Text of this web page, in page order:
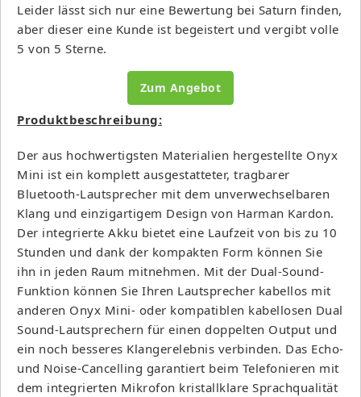
Leider lässt sich nur eine Bewertung bei Saturn finden,
aber dieser eine Kunde ist begeistert und vergibt volle
5 von 5 Sterne.
Zum Angebot
Produktbeschreibung:
Der aus hochwertigsten Materialien hergestellte Onyx
Mini ist ein komplett ausgestatteter, tragbarer
Bluetooth-Lautsprecher mit dem unverwechselbaren
Klang und einzigartigem Design von Harman Kardon.
Der integrierte Akku bietet eine Laufzeit von bis zu 10
Stunden und dank der kompakten Form können Sie
ihn in jeden Raum mitnehmen. Mit der Dual-Sound-
Funktion können Sie Ihren Lautsprecher kabellos mit
anderen Onyx Mini- oder kompatiblen kabellosen Dual
Sound-Lautsprechern für einen doppelten Output und
ein noch besseres Klangerelebnis verbinden. Das Echo-
und Noise-Cancelling garantiert beim Telefonieren mit
dem integrierten Mikrofon kristallklare Sprachqualität